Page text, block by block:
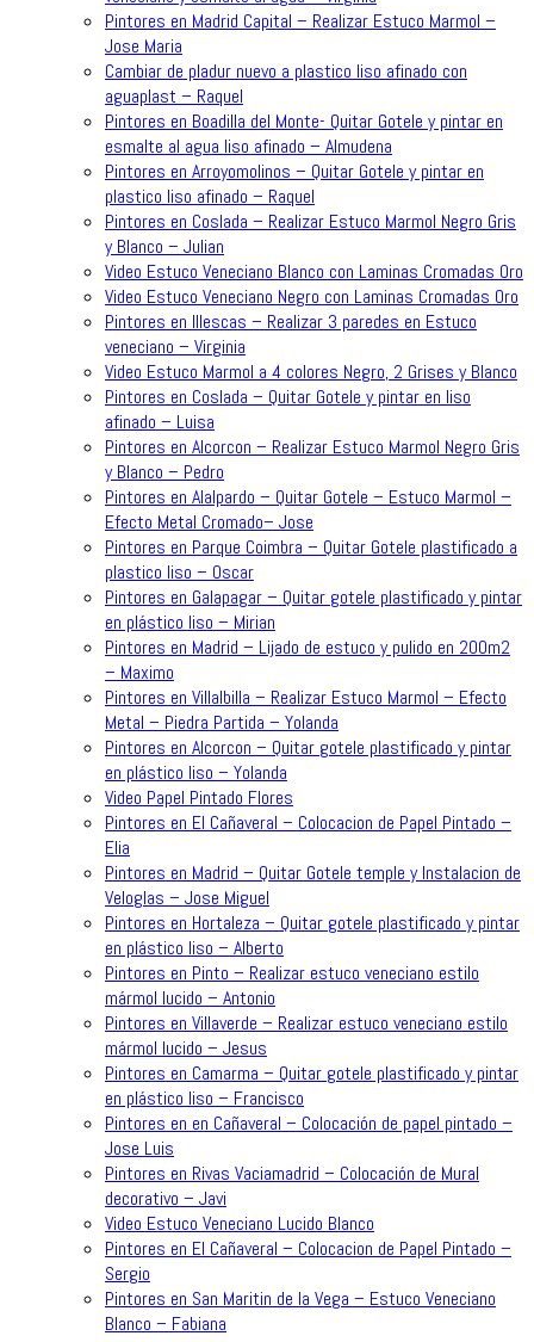
Pintores en Madrid Capital – Realizar Estuco Marmol –
Jose Maria
Cambiar de pladur nuevo a plastico liso afinado con
aguaplast – Raquel
Pintores en Boadilla del Monte- Quitar Gotele y pintar en
esmalte al agua liso afinado – Almudena
Pintores en Arroyomolinos – Quitar Gotele y pintar en
plastico liso afinado – Raquel
Pintores en Coslada – Realizar Estuco Marmol Negro Gris
y Blanco – Julian
Video Estuco Veneciano Blanco con Laminas Cromadas Oro
Video Estuco Veneciano Negro con Laminas Cromadas Oro
Pintores en Illescas – Realizar 3 paredes en Estuco
veneciano – Virginia
Video Estuco Marmol a 4 colores Negro, 2 Grises y Blanco
Pintores en Coslada – Quitar Gotele y pintar en liso
afinado – Luisa
Pintores en Alcorcon – Realizar Estuco Marmol Negro Gris
y Blanco – Pedro
Pintores en Alalpardo – Quitar Gotele – Estuco Marmol –
Efecto Metal Cromado– Jose
Pintores en Parque Coimbra – Quitar Gotele plastificado a
plastico liso – Oscar
Pintores en Galapagar – Quitar gotele plastificado y pintar
en plástico liso – Mirian
Pintores en Madrid – Lijado de estuco y pulido en 200m2
– Maximo
Pintores en Villalbilla – Realizar Estuco Marmol – Efecto
Metal – Piedra Partida – Yolanda
Pintores en Alcorcon – Quitar gotele plastificado y pintar
en plástico liso – Yolanda
Video Papel Pintado Flores
Pintores en El Cañaveral – Colocacion de Papel Pintado –
Elia
Pintores en Madrid – Quitar Gotele temple y Instalacion de
Veloglas – Jose Miguel
Pintores en Hortaleza – Quitar gotele plastificado y pintar
en plástico liso – Alberto
Pintores en Pinto – Realizar estuco veneciano estilo
mármol lucido – Antonio
Pintores en Villaverde – Realizar estuco veneciano estilo
mármol lucido – Jesus
Pintores en Camarma – Quitar gotele plastificado y pintar
en plástico liso – Francisco
Pintores en en Cañaveral – Colocación de papel pintado –
Jose Luis
Pintores en Rivas Vaciamadrid – Colocación de Mural
decorativo – Javi
Video Estuco Veneciano Lucido Blanco
Pintores en El Cañaveral – Colocacion de Papel Pintado –
Sergio
Pintores en San Maritin de la Vega – Estuco Veneciano
Blanco – Fabiana